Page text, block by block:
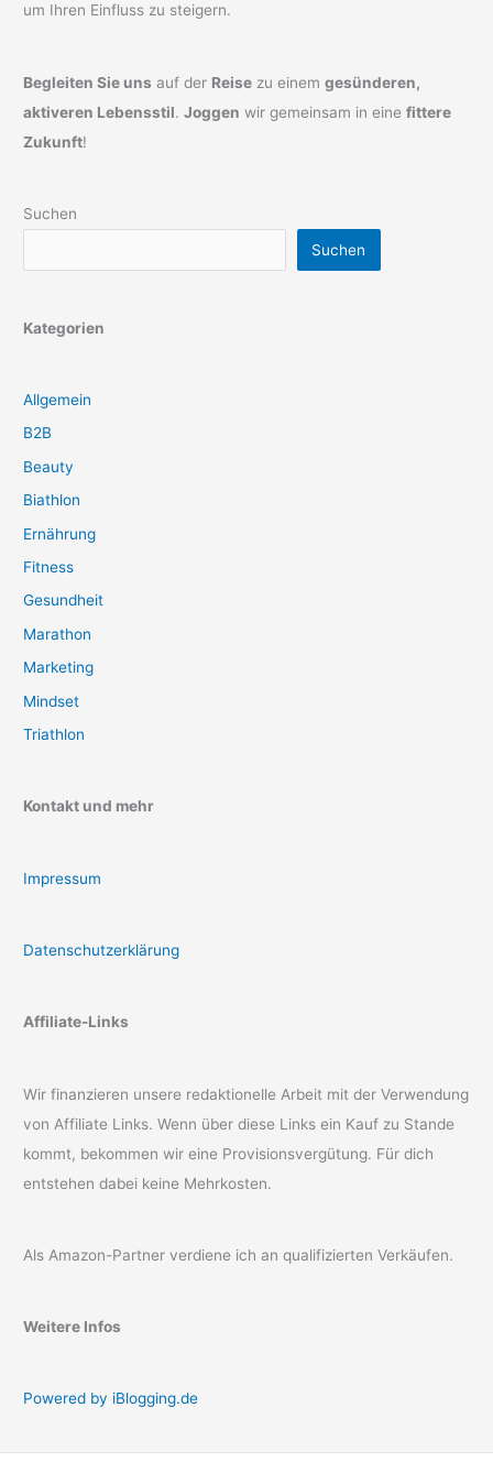
um Ihren Einfluss zu steigern.
Begleiten Sie uns auf der Reise zu einemgesünderen,
aktiveren Lebensstil.Joggen wir gemeinsam in einefittere
Zukunft!
Suchen
Suchen
Kategorien
Allgemein
B2B
Beauty
Biathlon
Ernährung
Fitness
Gesundheit
Marathon
Marketing
Mindset
Triathlon
Kontakt und mehr
Impressum
Datenschutzerklärung
Affiliate-Links
Wir finanzieren unsere redaktionelle Arbeit mit der Verwendung
von Affiliate Links. Wenn über diese Links ein Kauf zu Stande
kommt, bekommen wir eine Provisionsvergütung. Für dich
entstehen dabei keine Mehrkosten.
Als Amazon-Partner verdiene ich an qualifizierten Verkäufen.
Weitere Infos
Powered by iBlogging.de